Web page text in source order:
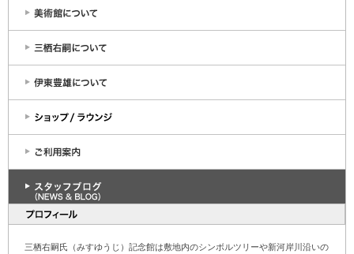
三栖右嗣氏（みすゆうじ）記念館は敷地内のシンボルツリーや新河岸川沿いの